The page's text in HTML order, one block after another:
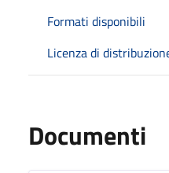
Formati disponibili
Licenza di
Documenti